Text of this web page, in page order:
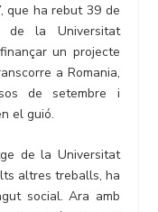
, que ha rebut 39 de
de la Universitat
un projecte
a Romania,
de setembre i
el guió.
de la Universitat
altres treballs, ha
social. Ara amb